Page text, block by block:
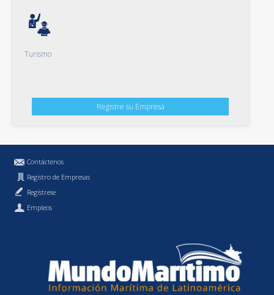
Turismo
Registre su Empresa
Contáctenos
Registro de Empresas
Regístrese
Empleos